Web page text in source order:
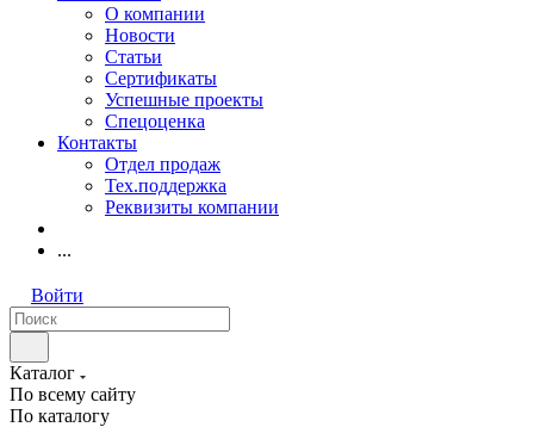
О компании
Новости
Статьи
Сертификаты
Успешные проекты
Спецоценка
Контакты
Отдел продаж
Тех.поддержка
Реквизиты компании
...
Войти
Каталог
По всему сайту
По каталогу